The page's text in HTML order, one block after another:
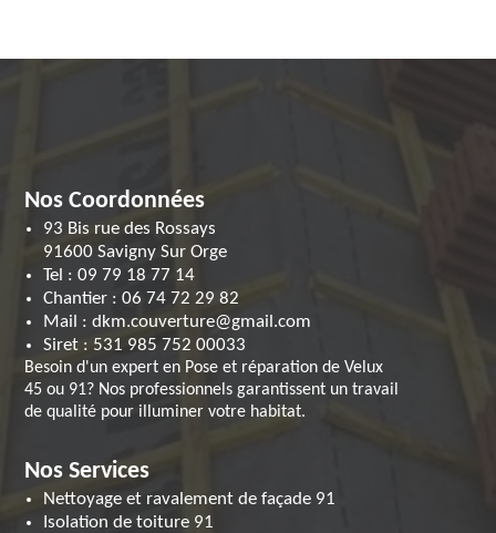
Nos Coordonnées
93 Bis rue des Rossays
91600 Savigny Sur Orge
Tel : 09 79 18 77 14
Chantier : 06 74 72 29 82
Mail : dkm.couverture@gmail.com
Siret : 531 985 752 00033
Besoin d'un expert en Pose et réparation de Velux
45 ou 91? Nos professionnels garantissent un travail
de qualité pour illuminer votre habitat.
Nos Services
Nettoyage et ravalement de façade 91
Isolation de toiture 91